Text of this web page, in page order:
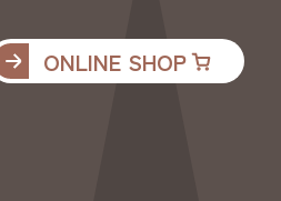
ONLINE SHOP